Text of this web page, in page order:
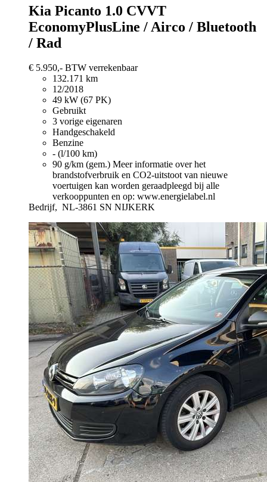
Kia Picanto 1.0 CVVT
EconomyPlusLine / Airco / Bluetooth
/ Rad
€ 5.950,- BTW verrekenbaar
132.171 km
12/2018
49 kW (67 PK)
Gebruikt
3 vorige eigenaren
Handgeschakeld
Benzine
- (l/100 km)
90 g/km (gem.) Meer informatie over het
brandstofverbruik en CO2-uitstoot van nieuwe
voertuigen kan worden geraadpleegd bij alle
verkooppunten en op: www.energielabel.nl
Bedrijf, NL-3861 SN NIJKERK